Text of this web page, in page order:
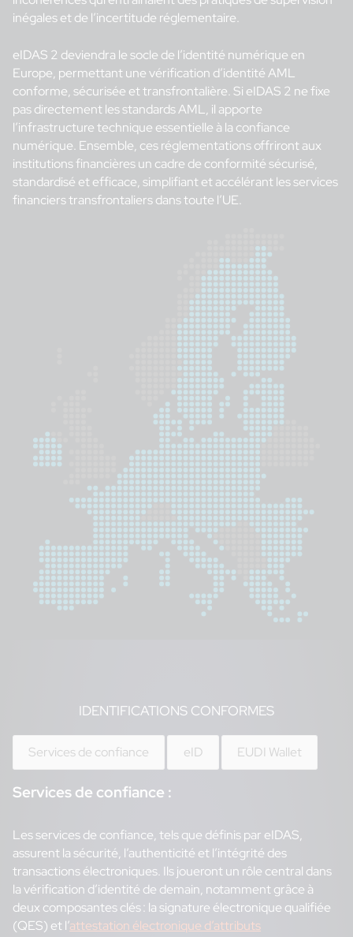
inégales et de l’incertitude réglementaire.
eIDAS 2 deviendra le socle de l’identité numérique en
Europe, permettant une vérification d’identité AML
conforme, sécurisée et transfrontalière. Si eIDAS 2 ne fixe
pas directement les standards AML, il apporte
l’infrastructure technique essentielle à la confiance
numérique. Ensemble, ces réglementations offriront aux
institutions financières un cadre de conformité sécurisé,
standardisé et efficace, simplifiant et accélérant les services
financiers transfrontaliers dans toute l’UE.
IDENTIFICATIONS CONFORMES
Services de confiance eID EUDI Wallet
Services de confiance :
Les services de confiance, tels que définis par eIDAS,
assurent la sécurité, l’authenticité et l’intégrité des
transactions électroniques. Ils joueront un rôle central dans
la vérification d’identité de demain, notamment grâce à
deux composantes clés : la signature électronique qualifiée
(QES) et l’attestation électronique d’attributs